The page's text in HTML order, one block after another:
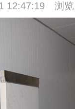
12:47:19 浏览